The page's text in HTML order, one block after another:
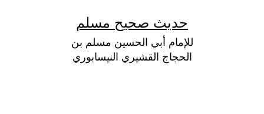
حديث صحيح مسلم
للإمام أبي الحسين مسلم بن
الحجاج القشيري النيسابوري